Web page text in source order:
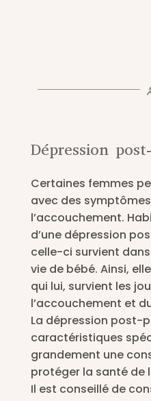
Dépression
Certaines femmes
avec des
l’accouchement.
d’une dépression
celle-ci survient
vie de bébé. Ainsi,
qui lui, survient les
l’accouchement et
La dépression post-
caractéristiques
grandement une
protéger la santé de
Il est conseillé de